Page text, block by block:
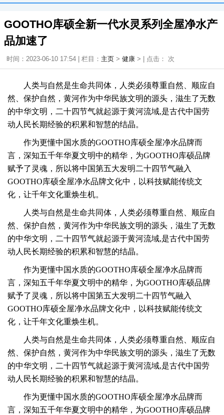
GOOTHO库硕全新一代水灵系列全屋净水产
品加速了
时间：2023-06-10 17:54 | 栏目： 主页 > 健康 > | 点击： 次
人类与自然是生命共同体，人类必须尊重自然、顺应自
然、保护自然，黄河作为中华民族文明的源头，滋生了无数
的中华文明， 二十四节气就起源于黄河流域,是古代中国劳
动人民长期经验的积累和智慧的结晶。
作为更懂中国水质的GOOTHO库硕全屋净水品牌而
言，深知五千年华夏文明中的精华，为GOOTHO库硕品牌
赋予了灵魂，所以将中国第五大发明二十四节气融入
GOOTHO库硕全屋净水品牌文化中，以科技赋能传统文
化，让千年文化重焕生机。
人类与自然是生命共同体，人类必须尊重自然、顺应自
然、保护自然，黄河作为中华民族文明的源头，滋生了无数
的中华文明， 二十四节气就起源于黄河流域,是古代中国劳
动人民长期经验的积累和智慧的结晶。
作为更懂中国水质的GOOTHO库硕全屋净水品牌而
言，深知五千年华夏文明中的精华，为GOOTHO库硕品牌
赋予了灵魂，所以将中国第五大发明二十四节气融入
GOOTHO库硕全屋净水品牌文化中，以科技赋能传统文
化，让千年文化重焕生机。
人类与自然是生命共同体，人类必须尊重自然、顺应自
然、保护自然，黄河作为中华民族文明的源头，滋生了无数
的中华文明， 二十四节气就起源于黄河流域,是古代中国劳
动人民长期经验的积累和智慧的结晶。
作为更懂中国水质的GOOTHO库硕全屋净水品牌而
言，深知五千年华夏文明中的精华，为GOOTHO库硕品牌